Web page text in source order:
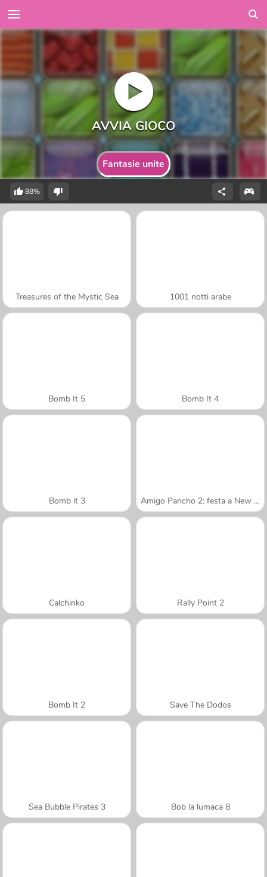
Fantasie unite
88%
Treasures of the Mystic Sea 1001 notti arabe
Bomb It 5 Bomb It 4
Bomb it 3 Amigo Pancho 2: festa a New York
Calchinko Rally Point 2
Bomb It 2 Save The Dodos
Sea Bubble Pirates 3 Bob la lumaca 8